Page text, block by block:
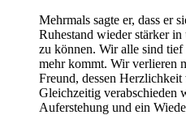
Mehrmals sagte er, dass er
Ruhestand wieder stärker
zu können. Wir alle sind tief
mehr kommt. Wir verlieren
Freund, dessen
Gleichzeitig verabschieden
Auferstehung und ein